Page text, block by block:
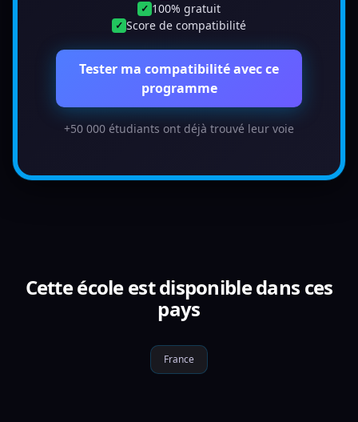
✓ 100% gratuit
✓ Score de compatibilité
Tester ma compatibilité avec ce
programme
+50 000 étudiants ont déjà trouvé leur voie
Cette école est disponible dans ces
pays
France